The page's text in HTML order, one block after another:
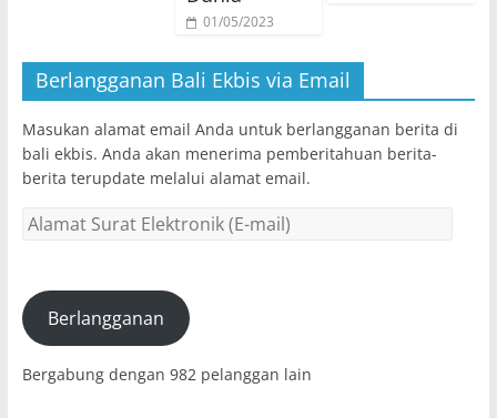
01/05/2023
Berlangganan Bali Ekbis via Email
Masukan alamat email Anda untuk berlangganan berita di
bali ekbis. Anda akan menerima pemberitahuan berita-
berita terupdate melalui alamat email.
Alamat
(E-
mail)Berlangganan
Bergabung dengan 982 pelanggan lain